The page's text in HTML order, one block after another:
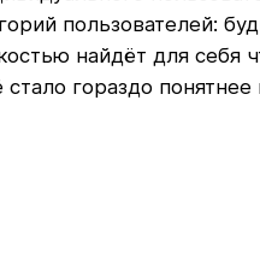
пользователей:
найдёт для себя
гораздо понятнее